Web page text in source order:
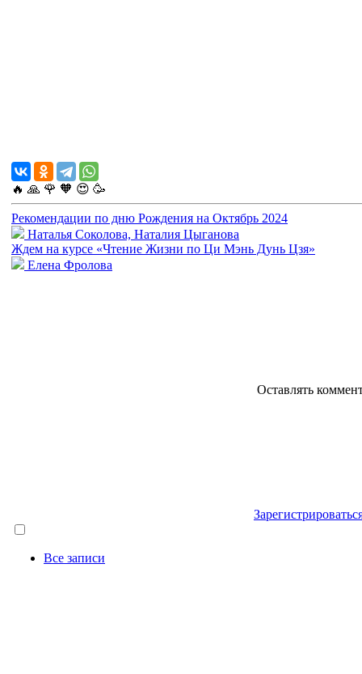
🔥 🙏 🌹 🧡 😍 🥳
Рекомендации по дню Рождения на Октябрь 2024
Наталья Соколова, Наталия Цыганова
Ждем на курсе «Чтение Жизни по Ци Мэнь Дунь Цзя»
Елена Фролова
Оставлять
Все записи